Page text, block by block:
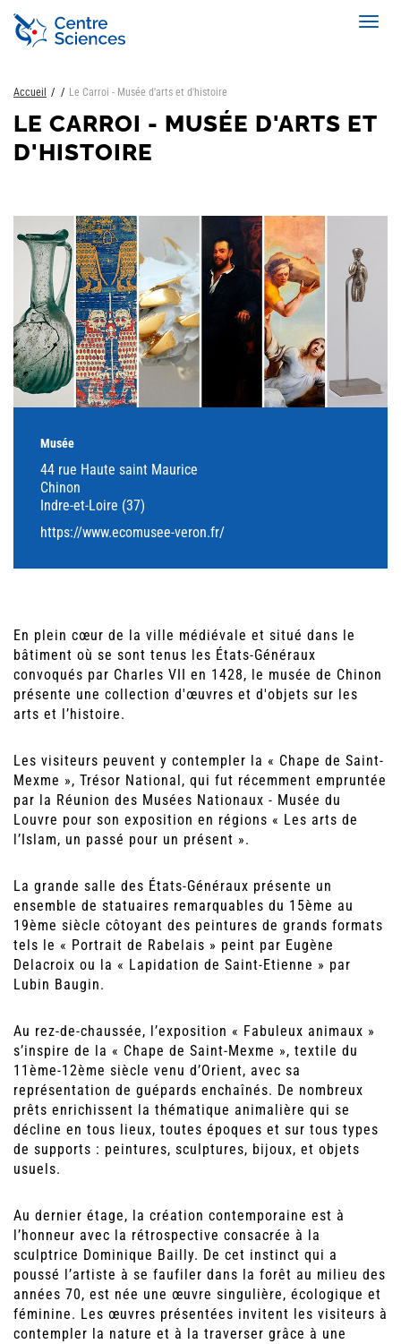
Aller
contenu
Accueil Le Carroi - Musée d'arts et d'histoire
LE CARROI - MUSÉE D'ARTS ET
D'HISTOIRE
Musée
44 rue Haute saint Maurice
Chinon
Indre-et-Loire (37)
https://www.ecomusee-veron.fr/
En plein cœur de la ville médiévale et situé dans le
bâtiment où se sont tenus les États-Généraux
convoqués par Charles VII en 1428, le musée de Chinon
présente une collection d'œuvres et d'objets sur les
arts et l’histoire.
Les visiteurs peuvent y contempler la « Chape de Saint-
Mexme », Trésor National, qui fut récemment empruntée
par la Réunion des Musées Nationaux - Musée du
Louvre pour son exposition en régions « Les arts de
l’Islam, un passé pour un présent ».
La grande salle des États-Généraux présente un
ensemble de statuaires remarquables du 15ème au
19ème siècle côtoyant des peintures de grands formats
tels le « Portrait de Rabelais » peint par Eugène
Delacroix ou la « Lapidation de Saint-Etienne » par
Lubin Baugin.
Au rez-de-chaussée, l’exposition « Fabuleux animaux »
s’inspire de la « Chape de Saint-Mexme », textile du
11ème-12ème siècle venu d’Orient, avec sa
représentation de guépards enchaînés. De nombreux
prêts enrichissent la thématique animalière qui se
décline en tous lieux, toutes époques et sur tous types
de supports : peintures, sculptures, bijoux, et objets
usuels.
Au dernier étage, la création contemporaine est à
l’honneur avec la rétrospective consacrée à la
sculptrice Dominique Bailly. De cet instinct qui a
poussé l’artiste à se faufiler dans la forêt au milieu des
années 70, est née une œuvre singulière, écologique et
féminine. Les œuvres présentées invitent les visiteurs à
contempler la nature et à la traverser grâce à une